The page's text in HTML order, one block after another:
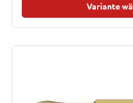
Variante